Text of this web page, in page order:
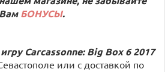
БОНУСЫ.
Carcassonne: Big Box 6 2017
или с доставкой по